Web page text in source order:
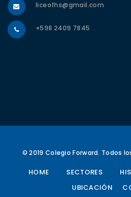
liceofhs@gmail.com
+598 2409 7845
© 2019 Colegio Forward. Todos
HOME SECTORES
UBICACIÓN